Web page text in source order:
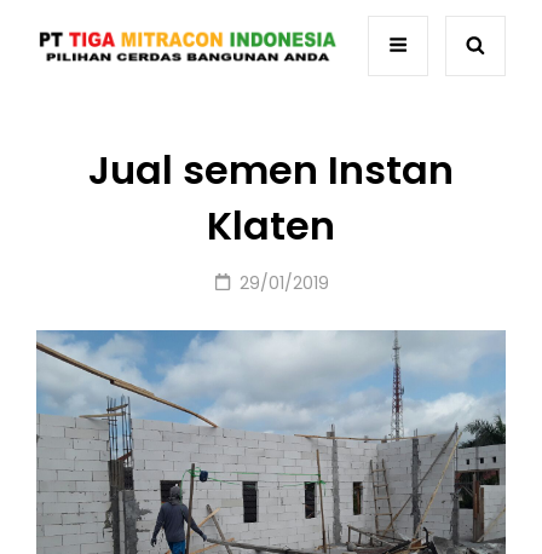
Jual semen Instan
Klaten
Posted
29/01/2019